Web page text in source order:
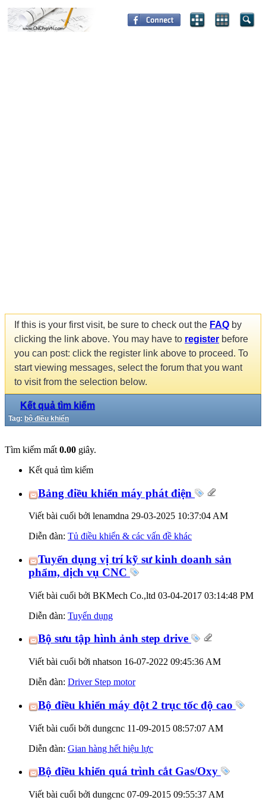
If this is your first visit, be sure to check out the FAQ by
clicking the link above. You may have to register before
you can post: click the register link above to proceed. To
start viewing messages, select the forum that you want
to visit from the selection below.
Kết quả tìm kiếm
Tag: bộ điều khiển
Tìm kiếm mất 0.00 giây.
Kết quả tìm kiếm
Bảng điều khiển máy phát điện
Viết bài cuối bởi lenamdna 29-03-2025 10:37:04 AM
Diễn đàn: Tủ điều khiển & các vấn đề khác
Tuyển dụng vị trí kỹ sư kinh doanh sản
phẩm, dịch vụ CNC
Viết bài cuối bởi BKMech Co.,ltd 03-04-2017 03:14:48 PM
Diễn đàn: Tuyển dụng
Bộ sưu tập hình ảnh step drive
Viết bài cuối bởi nhatson 16-07-2022 09:45:36 AM
Diễn đàn: Driver Step motor
Bộ điều khiển máy đột 2 trục tốc độ cao
Viết bài cuối bởi dungcnc 11-09-2015 08:57:07 AM
Diễn đàn: Gian hàng hết hiệu lực
Bộ điều khiển quá trình cắt Gas/Oxy
Viết bài cuối bởi dungcnc 07-09-2015 09:55:37 AM